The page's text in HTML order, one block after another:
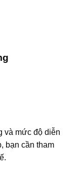
và mức độ diễn
bạn cần tham